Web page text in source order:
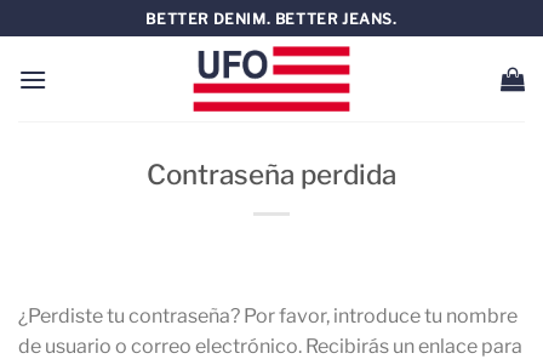
al
contenido
BETTER DENIM. BETTER JEANS.
Contraseña perdida
¿Perdiste tu contraseña? Por favor, introduce tu nombre
de usuario o correo electrónico. Recibirás un enlace para